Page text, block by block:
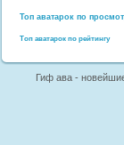
Топ аватарок по
Топ аватарок по рейтингу
Гиф ава -